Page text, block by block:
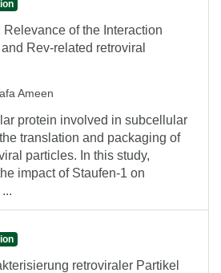
of the Interaction
Rev-related retroviral
Ameen
protein involved in subcellular
translation and packaging of
particles. In this study,
impact of Staufen-1 on
retroviraler Partikel